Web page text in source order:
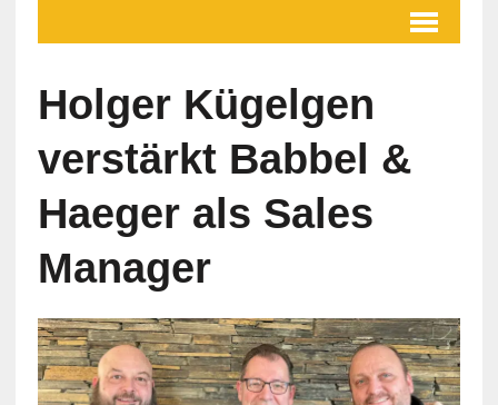
Holger Kügelgen
verstärkt Babbel &
Haeger als Sales
Manager